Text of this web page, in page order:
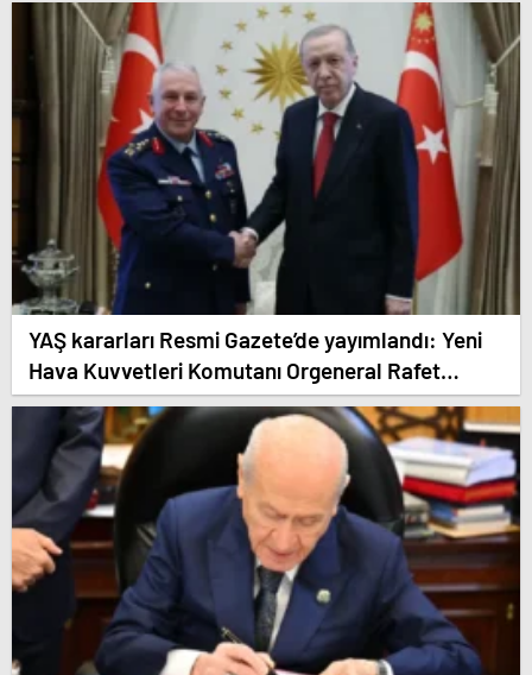
YAŞ kararları Resmi Gazete’de yayımlandı: Yeni
Hava Kuvvetleri Komutanı Orgeneral Rafet
Dalkıran